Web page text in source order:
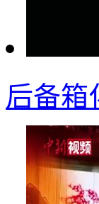
后备箱